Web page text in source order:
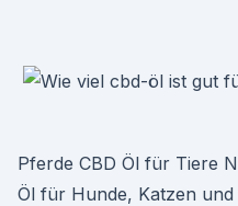
Pferde CBD Öl für Tiere
Öl für Hunde, Katzen